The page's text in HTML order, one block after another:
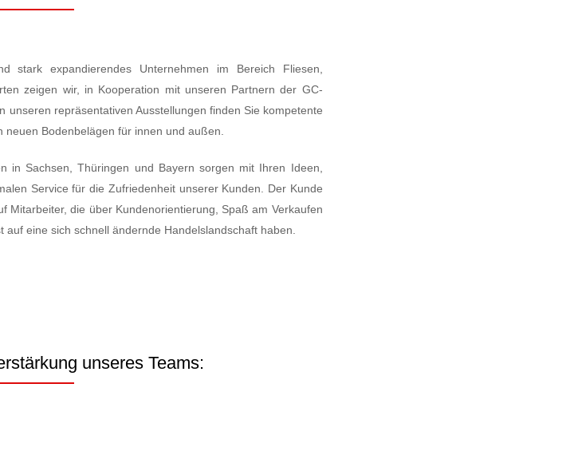
stark expandierendes Unternehmen im Bereich Fliesen,
zeigen wir, in Kooperation mit unseren Partnern der GC-
unseren repräsentativen Ausstellungen finden Sie kompetente
Bodenbelägen für innen und außen.
in Sachsen, Thüringen und Bayern sorgen mit Ihren Ideen,
Service für die Zufriedenheit unserer Kunden. Der Kunde
Mitarbeiter, die über Kundenorientierung, Spaß am Verkaufen
eine sich schnell ändernde Handelslandschaft haben.
unseres Teams: